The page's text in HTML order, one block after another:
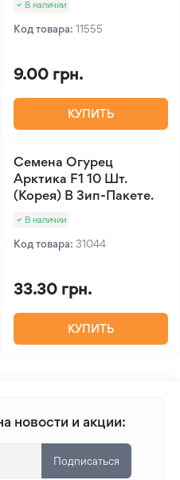
В наличии
Код товара: 11555
9.00 грн.
КУПИТЬ
Семена Огурец
Арктика F1 10 Шт.
(Корея) В Зип-Пакете.
В наличии
Код товара: 31044
33.30 грн.
КУПИТЬ
новости и акции:
Подписаться